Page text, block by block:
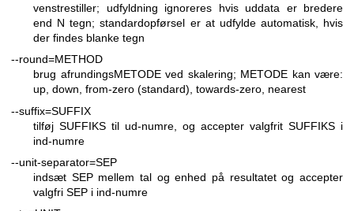
venstrestiller; udfyldning ignoreres hvis uddata er bredere
end N tegn; standardopførsel er at udfylde automatisk, hvis
der findes blanke tegn
--round=METHOD
brug afrundingsMETODE ved skalering; METODE kan være:
up, down, from-zero (standard), towards-zero, nearest
--suffix=SUFFIX
tilføj SUFFIKS til ud-numre, og accepter valgfrit SUFFIKS i
ind-numre
--unit-separator=SEP
indsæt SEP mellem tal og enhed på resultatet og accepter
valgfri SEP i ind-numre